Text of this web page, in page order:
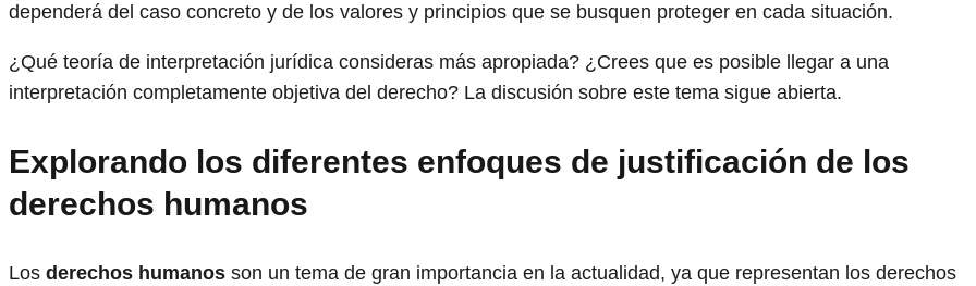
dependerá del caso concreto y de los valores y principios que se busquen proteger en cada situación.
¿Qué teoría de interpretación jurídica consideras más apropiada? ¿Crees que es posible llegar a una
interpretación completamente objetiva del derecho? La discusión sobre este tema sigue abierta.
Explorando los diferentes enfoques de justificación de los
derechos humanos
Los derechos humanos son un tema de gran importancia en la actualidad, ya que representan los derechos